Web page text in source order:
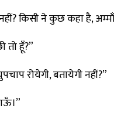
किसी ने कुछ कहा है,
हूँ?”
रोयेगी, बतायेगी नहीं?”